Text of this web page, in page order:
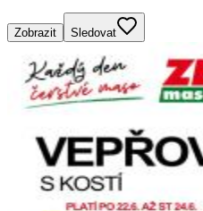
Zobrazit Sledovat